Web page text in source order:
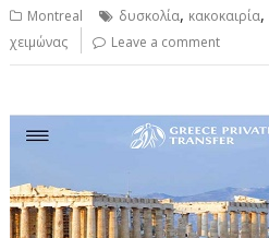
Montreal δυσκολία, κακοκαιρία,
χειμώνας Leave a comment